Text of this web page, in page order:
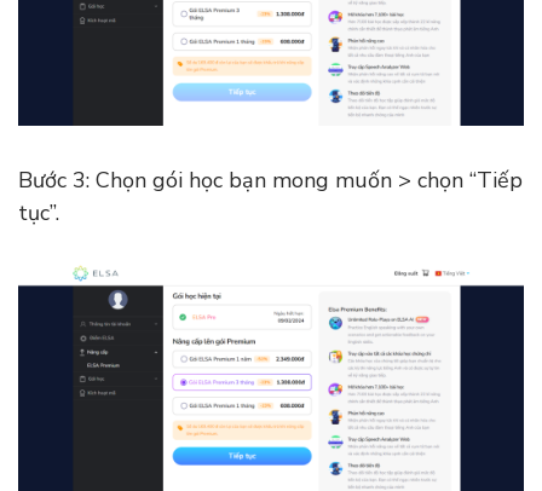
Bước 3: Chọn gói học bạn mong muốn > chọn “Tiếp
tục”.